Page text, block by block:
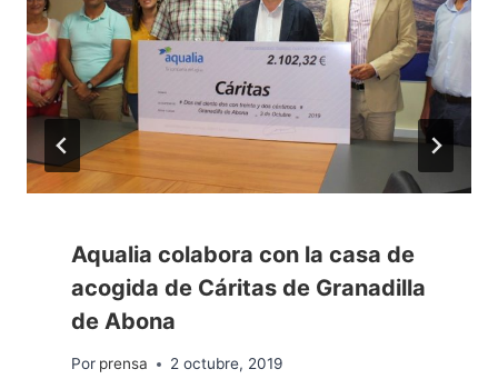
Aqualia colabora con la casa de
acogida de Cáritas de Granadilla
de Abona
Por prensa 2 octubre, 2019